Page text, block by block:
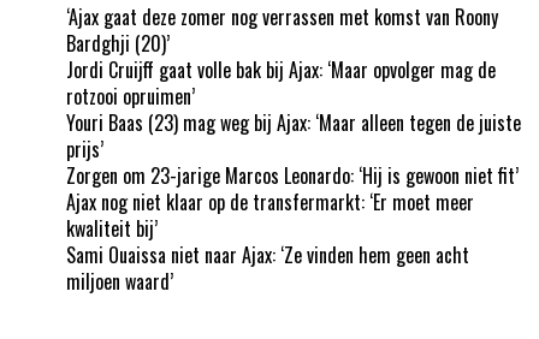
‘Ajax gaat deze zomer nog verrassen met komst van Roony
Bardghji (20)’
Jordi Cruijff gaat volle bak bij Ajax: ‘Maar opvolger mag de
rotzooi opruimen’
Youri Baas (23) mag weg bij Ajax: ‘Maar alleen tegen de juiste
prijs’
Zorgen om 23-jarige Marcos Leonardo: ‘Hij is gewoon niet fit’
Ajax nog niet klaar op de transfermarkt: ‘Er moet meer
kwaliteit bij’
Sami Ouaissa niet naar Ajax: ‘Ze vinden hem geen acht
miljoen waard’